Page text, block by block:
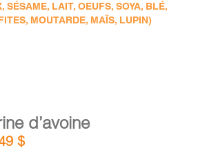
SÉSAME, LAIT, OEUFS, SOYA, BLÉ,
MOUTARDE, MAÏS, LUPIN)
d’avoine
$